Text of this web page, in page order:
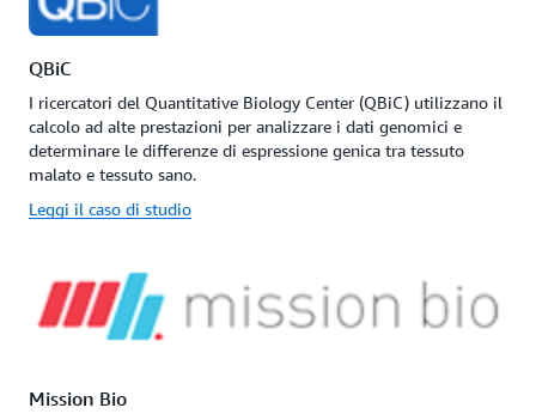
QBiC
I ricercatori del Quantitative Biology Center (QBiC) utilizzano il
calcolo ad alte prestazioni per analizzare i dati genomici e
determinare le differenze di espressione genica tra tessuto
malato e tessuto sano.
Leggi il caso di studio
Mission Bio